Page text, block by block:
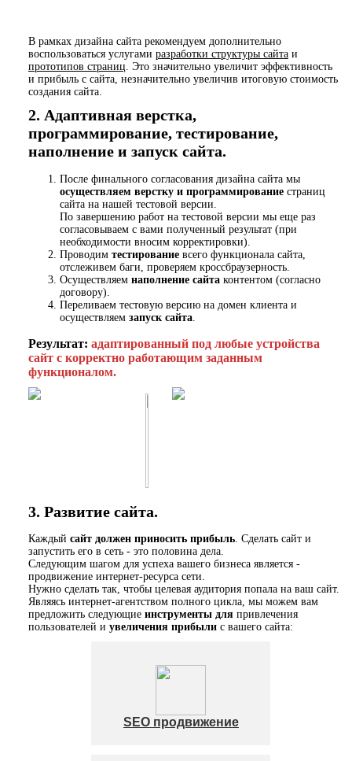
В рамках дизайна сайта рекомендуем дополнительно
воспользоваться услугами разработки структуры сайтаи
прототипов страниц. Это значительно увеличит эффективность
и прибыль с сайта, незначительно увеличив итоговую стоимость
создания сайта.
2. Адаптивная верстка,
программирование, тестирование,
наполнение и запуск сайта.
После финального согласования дизайна сайта мы
осуществляем верстку и программированиестраниц
сайта на нашей тестовой версии.
По завершению работ на тестовой версии мы еще раз
согласовываем с вами полученный результат (при
необходимости вносим корректировки).
Проводим тестированиевсего функционала сайта,
отслеживем баги, проверяем кроссбраузерность.
Осуществляем наполнение сайтаконтентом (согласно
договору).
Переливаем тестовую версию на домен клиента и
осуществляем запуск сайта.
Результат: адаптированный под любые устройства
сайт с корректно работающим заданным
функционалом.
3. Развитие сайта.
Каждый сайт должен приносить прибыль. Сделать сайт и
запустить его в сеть - это половина дела.
Следующим шагом для успеха вашего бизнеса является -
продвижение интернет-ресурса сети.
Нужно сделать так, чтобы целевая аудитория попала на ваш сайт.
Являясь интернет-агентством полного цикла, мы можем вам
предложить следующие инструменты дляпривлечения
пользователей и увеличения прибылис вашего сайта:
SEO продвижение